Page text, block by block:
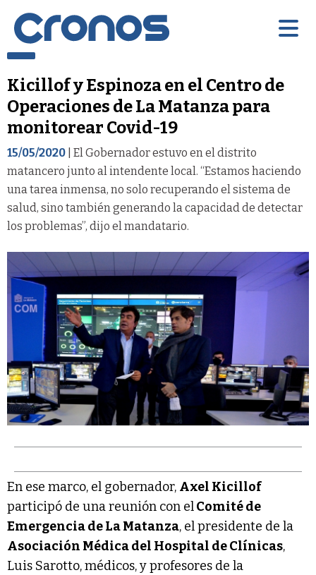
Kicillof y Espinoza en el Centro de
Operaciones de La Matanza para
monitorear Covid-19
15/05/2020 | El Gobernador estuvo en el distrito
matancero junto al intendente local. “Estamos haciendo
una tarea inmensa, no solo recuperando el sistema de
salud, sino también generando la capacidad de detectar
los problemas”, dijo el mandatario.
En ese marco, el gobernador, Axel Kicillof
participó de una reunión con elComité de
Emergencia de La Matanza, el presidente de la
Asociación Médica del Hospital de Clínicas,
Luis Sarotto, médicos, y profesores de la